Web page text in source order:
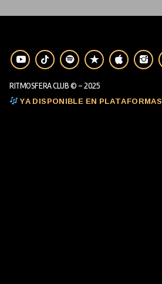
RITMOSFERA CLUB © - 2025
YA DISPONIBLE EN PLATAFORMAS